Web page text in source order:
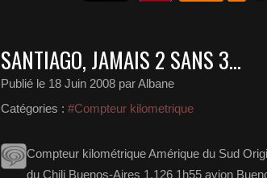
SANTIAGO, JAMAIS 2 SANS 3...
Publié le 18 Juin 2008 par Albane
Catégories : #Compteur kilometrique
Compteur kilométrique Amérique du Sud
du Chili Buenos-Aires 1.126 1h55 avion